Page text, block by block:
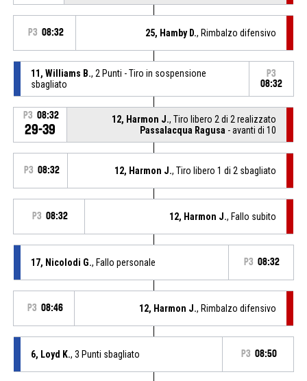
P3 08:32 25, Hamby D., Rimbalzo difensivo
11, Williams B., 2 Punti - Tiro in sospensione
sbagliato
P3
08:32
P3 08:32
29-39
12, Harmon J., Tiro libero 2 di 2 realizzato
Passalacqua Ragusa - avanti di 10
P3 08:32 12, Harmon J., Tiro libero 1 di 2 sbagliato
P3 08:32 12, Harmon J., Fallo subito
17, Nicolodi G., Fallo personale P3 08:32
P3 08:46 12, Harmon J., Rimbalzo difensivo
6, Loyd K., 3 Punti sbagliato P3 08:50